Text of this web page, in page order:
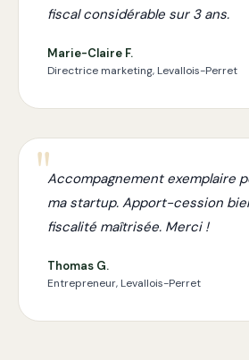
fiscal considérable sur 3 ans.
Marie-Claire F.
Directrice marketing, Levallois-Perret
Accompagnement exemplaire
ma startup. Apport-cession
fiscalité maîtrisée. Merci !
Thomas G.
Entrepreneur, Levallois-Perret